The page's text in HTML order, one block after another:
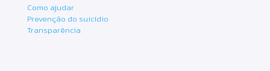
Como ajudar
Prevenção do suicídio
Transparência